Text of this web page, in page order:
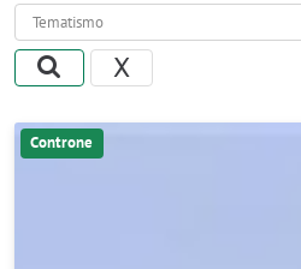
Tematismo
X
Controne